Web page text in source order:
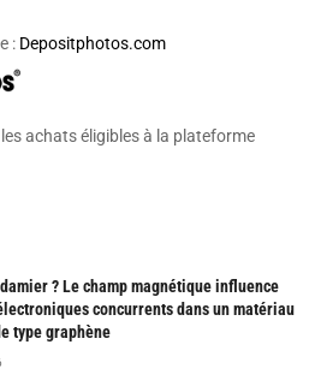
: Depositphotos.com
achats éligibles à la plateforme
? Le champ magnétique influence
concurrents dans un matériau
type graphène